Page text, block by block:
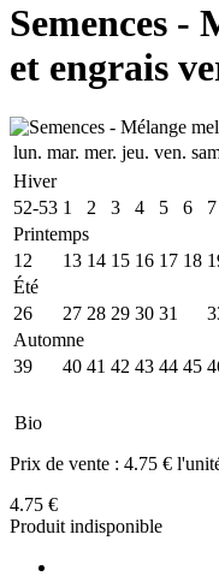
Semences -
et engrais
lun. mar. mer. jeu. ven.
Hiver
52-53 1 2 3 4 5 6 7
Printemps
12
13 14 15 16 17 18
Été
26
27 28 29 30 31
Automne
39
40 41 42 43 44 45
Bio
Prix de vente : 4.75 €
4.75 €
Produit indisponible